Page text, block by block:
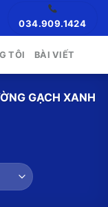
034.909.1424
TÔI BÀI VIẾT
GẠCH XANH